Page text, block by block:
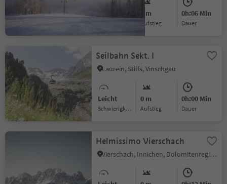
0 m
Aufstieg
0h:06 Min
Dauer
Seilbahn Sekt. I
Laurein, Stilfs, Vinschgau
Leicht
Schwierigkeitsgrad
0 m
Aufstieg
0h:00 Min
Dauer
Helmissimo Vierschach
Vierschach, Innichen, Dolomitenregion 3 Zinnen